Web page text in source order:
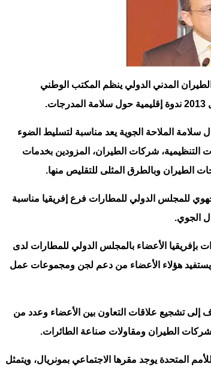
المدني الدولي ينظم المكتب الوطني
الملاحة الجوية يعد مناسبة لتسليط الضوء
التنظيمية، شركات الطيران، المزودين بخدمات
الطيران وبالطرق المثلى للتقليص منها.
للمجلس الدولي للمطارات فرع إفريقيا مناسبة
الجوي.
بإفريقيا الأعضاء بالمجلس الدولي للمطارات لدى
هؤلاء الأعضاء من دعم لجن ومجموعات عمل
جمعيات، وتهدف إلى تشجيع علاقات التعاون بين الأعضاء وعدد من
الطيران ومقاولات صناعة الطائرات.
المتحدة يوجد مقرها الاجتماعي بمونريال، ويتمثل